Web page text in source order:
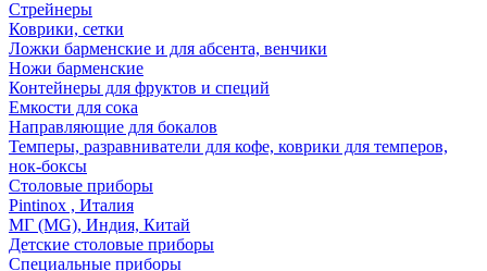
Стрейнеры
Коврики, сетки
Ложки барменские и для абсента, венчики
Ножи барменские
Контейнеры для фруктов и специй
Емкости для сока
Направляющие для бокалов
Темперы, разравниватели для кофе, коврики для темперов,
нок-боксы
Столовые приборы
Pintinox , Италия
МГ (MG), Индия, Китай
Детские столовые приборы
Специальные приборы